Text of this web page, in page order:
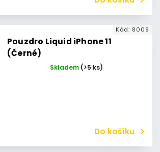
Pouzdro Liquid iPhone 11
(Černé)
Skladem (>5 ks)
Do košíku
Kód: 8009